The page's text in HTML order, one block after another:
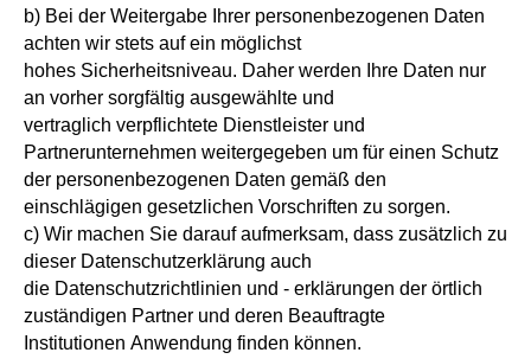
b) Bei der Weitergabe Ihrer personenbezogenen Daten
achten wir stets auf ein möglichst
hohes Sicherheitsniveau. Daher werden Ihre Daten nur
an vorher sorgfältig ausgewählte und
vertraglich verpflichtete Dienstleister und
Partnerunternehmen weitergegeben um für einen Schutz
der personenbezogenen Daten gemäß den
einschlägigen gesetzlichen Vorschriften zu sorgen.
c) Wir machen Sie darauf aufmerksam, dass zusätzlich zu
dieser Datenschutzerklärung auch
die Datenschutzrichtlinien und - erklärungen der örtlich
zuständigen Partner und deren Beauftragte
Institutionen Anwendung finden können.